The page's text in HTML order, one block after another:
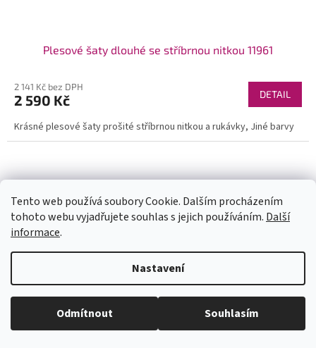
Tento web používá soubory Cookie. Dalším procházením
tohoto webu vyjadřujete souhlas s jejich používáním. Další
informace.
Nastavení
Odmítnout Souhlasím
objednání). Velikosti neodpovídají českým, prosím měřte se. Pokud se
Vám některý model líbí a chtěli byste ho v jiné barvě, tak stačí do
vyhledávání zadat číslo modelu(třeba 1960) a všechny dostupné barvy
se Vám zobrazí. Pas je nejuzší místo na šatech (většinou cca 6cm pod
Plesové šaty dlouhé se stříbrnou nitkou 11961
2 141 Kč bez DPH
2 590 Kč DETAIL
Krásné plesové šaty prošité stříbrnou nitkou a rukávky, Jiné barvy